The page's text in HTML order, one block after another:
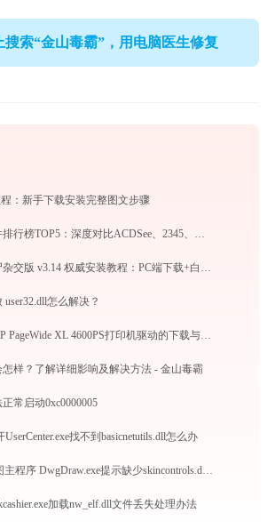
搜索“金山毒霸”，用电脑医生修复
程：新手下载安装完整图文步骤
2025看图软件排行榜TOP5：深度对比ACDSee、2345、光影、Honeyview、FastStone
植物大战僵尸杂交版 v3.14 权威安装教程：PC端下载+白屏闪退完美解决
怎么解决？
专业指南：HP PageWide XL 4600PS打印机驱动的下载与安装步骤详解
怎样？了解详细影响及解决方法 - 金山毒霸
常启动0xc0000005
找不到basicnetutils.dll怎么办
CAD迷你画图主程序 DwgDraw.exe提示缺少skincontrols.dll文件的解决办法
加载nw_elf.dll文件丢失处理办法